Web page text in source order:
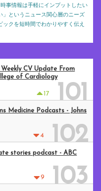
事情報は手軽にインプットしたい
」というニュース関心層のニーズ
ックを短時間でわかりやすく伝え
17 101
CV Update From
of Cardiology
4 102
Medicine Podcasts - Johns
9 103
stories podcast - ABC